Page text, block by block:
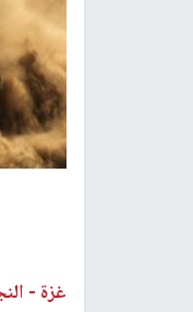
غزة -